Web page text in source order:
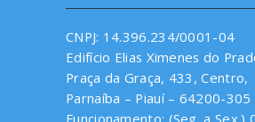
CNPJ: 14.396.234/0001-04
Edifício Elias Ximenes do
Praça da Graça, 433, Centro,
Parnaíba – Piauí – 64200-305